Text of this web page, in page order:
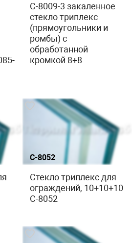
C-8009-3 закаленное
стекло триплекс
(прямоугольники и
ромбы) с
обработанной
кромкой 8+8
С-8052
Стекло триплекс для
ограждений, 10+10+10
С-8052